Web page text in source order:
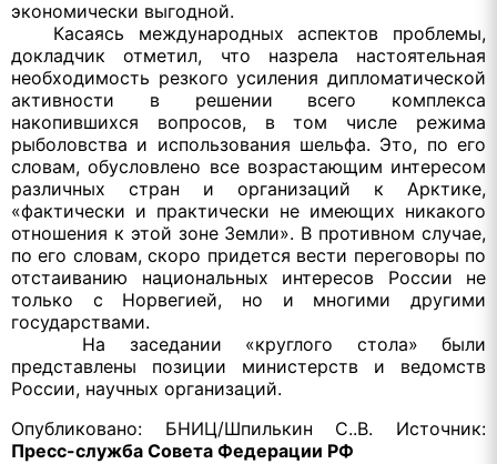
экономически выгодной.
Касаясь международных аспектов проблемы,
докладчик отметил, что назрела настоятельная
необходимость резкого усиления дипломатической
активности в решении всего комплекса
накопившихся вопросов, в том числе режима
рыболовства и использования шельфа. Это, по его
словам, обусловлено все возрастающим интересом
различных стран и организаций к Арктике,
«фактически и практически не имеющих никакого
отношения к этой зоне Земли». В противном случае,
по его словам, скоро придется вести переговоры по
отстаиванию национальных интересов России не
только с Норвегией, но и многими другими
государствами.
На заседании «круглого стола» были
представлены позиции министерств и ведомств
России, научных организаций.
Опубликовано: БНИЦ/Шпилькин С..В. Источник:
Пресс-служба Совета Федерации РФ